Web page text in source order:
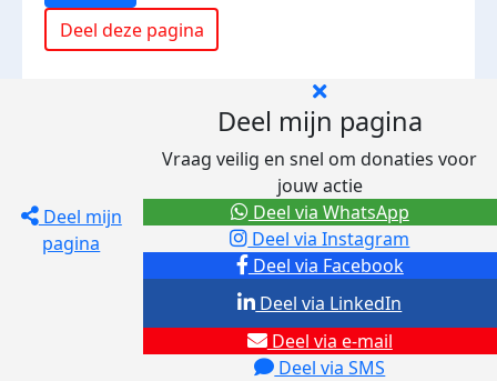
Deel deze pagina
Deel mijn
pagina
Deel mijn pagina
Vraag veilig en snel om donaties voor
jouw actie
Deel via Facebook
Deel via Instagram
Deel via e-mail
Deel via SMS
Deel via LinkedIn
Deel via WhatsApp